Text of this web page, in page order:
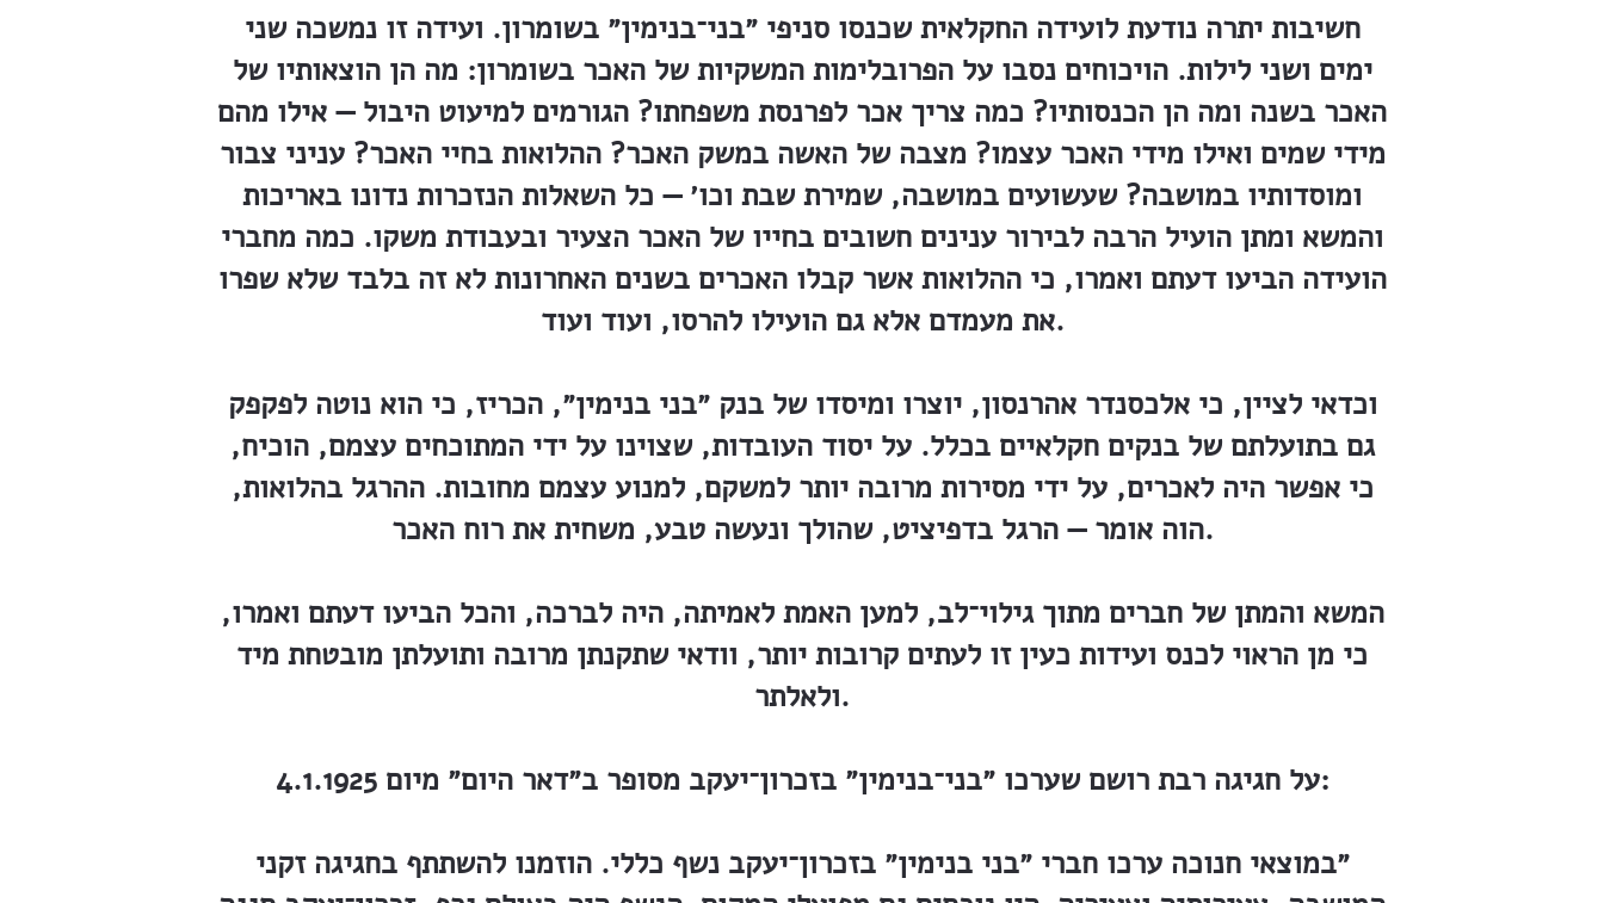
חשיבות יתרה נודעת לועידה החקלאית שכנסו סניפי ״בני־בנימין״ בשומרון. ועידה זו נמשכה שני
ימים ושני לילות. הויכוחים נסבו על הפרובלימות המשקיות של האכר בשומרון: מה הן הוצאותיו של
האכר בשנה ומה הן הכנסותיו? כמה צריך אכר לפרנסת משפחתו? הגורמים למיעוט היבול — אילו מהם
מידי שמים ואילו מידי האכר עצמו? מצבה של האשה במשק האכר? ההלואות בחיי האכר? עניני צבור
ומוסדותיו במושבה? שעשועים במושבה, שמירת שבת וכו׳ — כל השאלות הנזכרות נדונו באריכות
והמשא ומתן הועיל הרבה לבירור ענינים חשובים בחייו של האכר הצעיר ובעבודת משקו. כמה מחברי
הועידה הביעו דעתם ואמרו, כי ההלואות אשר קבלו האכרים בשנים האחרונות לא זה בלבד שלא שפרו
את מעמדם אלא גם הועילו להרסו, ועוד ועוד.
וכדאי לציין, כי אלכסנדר אהרנסון, יוצרו ומיסדו של בנק ״בני בנימין״, הכריז, כי הוא נוטה לפקפק
גם בתועלתם של בנקים חקלאיים בכלל. על יסוד העובדות, שצוינו על ידי המתוכחים עצמם, הוכיח,
כי אפשר היה לאכרים, על ידי מסירות מרובה יותר למשקם, למנוע עצמם מחובות. ההרגל בהלואות,
הוה אומר — הרגל בדפיציט, שהולך ונעשה טבע, משחית את רוח האכר.
המשא והמתן של חברים מתוך גילוי־לב, למען האמת לאמיתה, היה לברכה, והכל הביעו דעתם ואמרו,
כי מן הראוי לכנס ועידות כעין זו לעתים קרובות יותר, וודאי שתקנתן מרובה ותועלתן מובטחת מיד
ולאלתר.
על חגיגה רבת רושם שערכו ״בני־בנימין״ בזכרון־יעקב מסופר ב״דאר היום״ מיום 4.1.1925:
״במוצאי חנוכה ערכו חברי ״בני בנימין״ בזכרון־יעקב נשף כללי. הוזמנו להשתתף בחגיגה זקני